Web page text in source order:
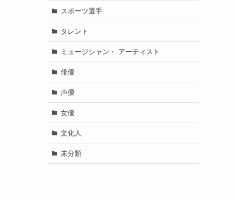
スポーツ選手
タレント
ミュージシャン・ アーティスト
俳優
声優
女優
文化人
未分類